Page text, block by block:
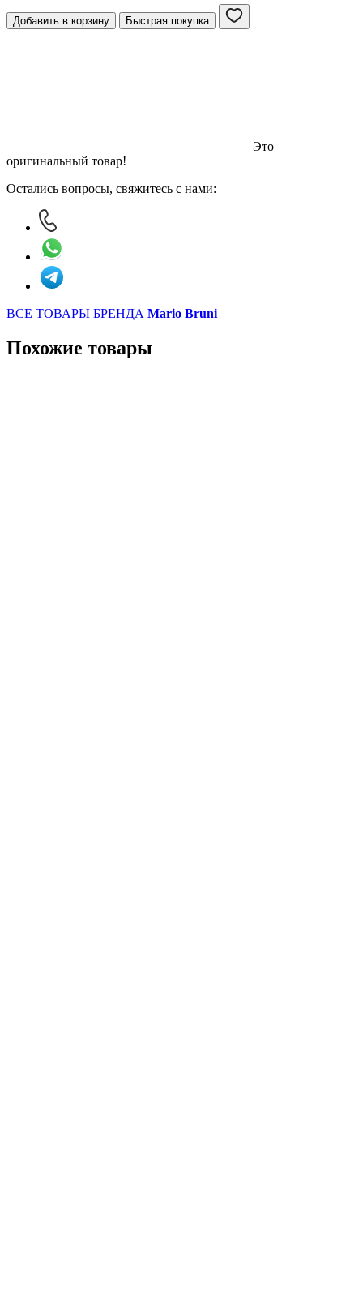
Добавить в корзину Быстрая покупка
Это
оригинальный товар!
Остались вопросы, свяжитесь с нами:
ВСЕ ТОВАРЫ БРЕНДА Mario Bruni
Похожие товары